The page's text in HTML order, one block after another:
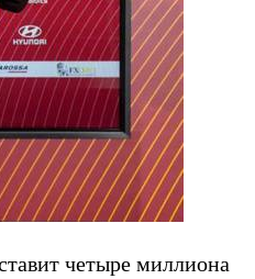
четыре миллиона